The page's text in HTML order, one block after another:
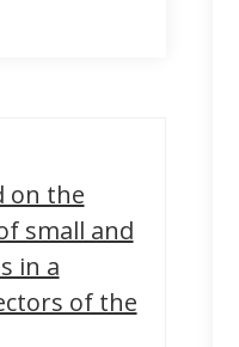
on the
small and
in a
of the